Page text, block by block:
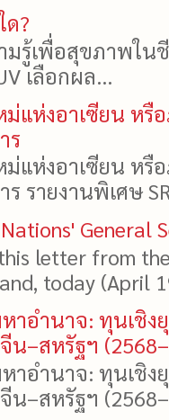
ด?
รู้เพื่อสุขภาพใน
เลือกผล...
ม่แห่งอาเซียน ห
ร
ม่แห่งอาเซียน ห
รายงานพิเศษ
General
letter from
today (April
าอำนาจ: ทุนเชิง
น–สหรัฐฯ
าอำนาจ: ทุนเชิง
น–สหรัฐฯ